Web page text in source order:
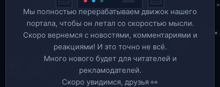
Мы полностью перерабатываем движок нашего
портала, чтобы он летал со скоростью мысли.
Скоро вернемся c новостями, комментариями и
реакциями! И это точно не всё.
Много нового будет для читателей и
рекламодателей.
Скоро увидимся, друзья 👀